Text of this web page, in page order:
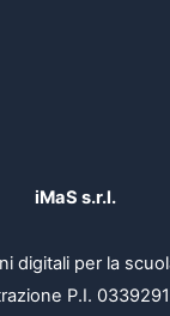
iMaS s.r.l.
digitali per la
P.I.